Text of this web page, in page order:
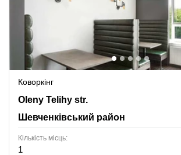
Коворкінг
6 Oleny Telihy str.,Forum West Side
Шевченківський район
Oleny Telihy str.
Шевченківський район
Кількість місць:
1